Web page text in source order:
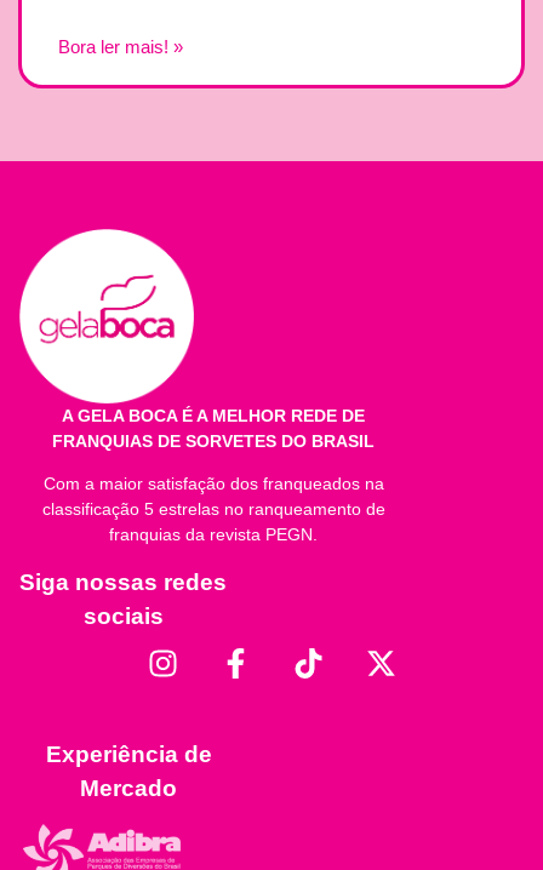
Bora ler mais! »
A GELA BOCA É A MELHOR REDE DE
FRANQUIAS DE SORVETES DO BRASIL
Com a maior satisfação dos franqueados na
classificação 5 estrelas no ranqueamento de
franquias da revista PEGN.
Siga nossas redes
sociais
Experiência de
Mercado